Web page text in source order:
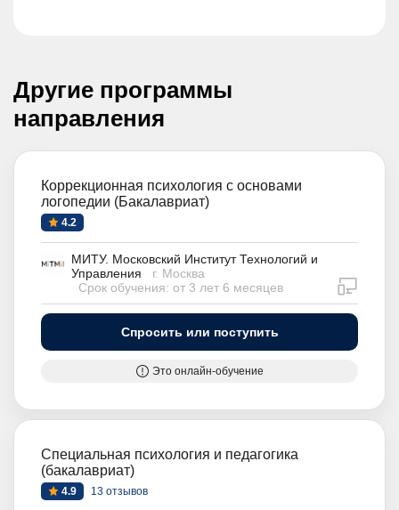
Другие программы
направления
Коррекционная психология с основами
логопедии (Бакалавриат)
4.2
МИТУ. Московский Институт Технологий и
Управления
г. Москва
Срок обучения: от 3 лет 6 месяцев
Спросить или поступить
Это онлайн-обучение
Специальная психология и педагогика
(бакалавриат)
4.9 13 отзывов